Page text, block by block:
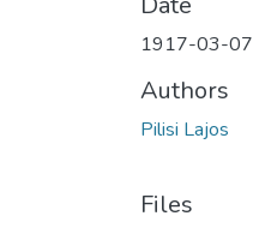
1917-03-07
Authors
Pilisi Lajos
Files